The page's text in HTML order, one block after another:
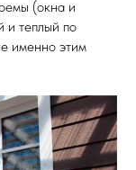
(окна и
и теплый по
именно этим